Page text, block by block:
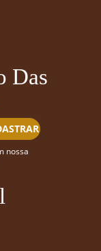
Das
nossa